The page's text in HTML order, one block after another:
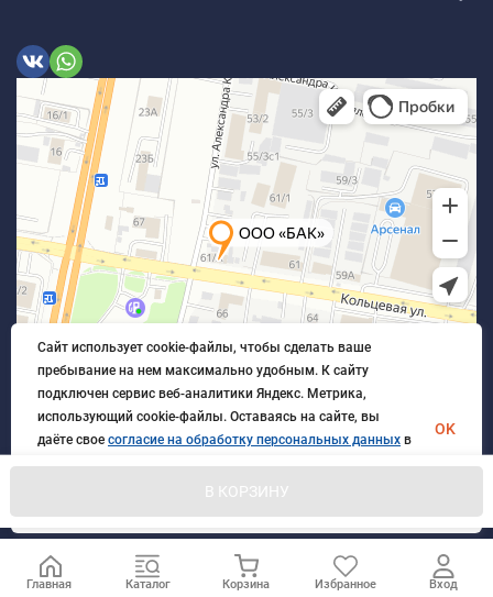
В КОРЗИНУ
© 2026 БлагАвтоКомплект. Все права защищены
Главная Каталог Корзина Избранное Вход
Сайт использует cookie-файлы, чтобы сделать ваше
пребывание на нем максимально удобным. К cайту
подключен сервис веб-аналитики Яндекс. Метрика,
использующий cookie-файлы. Оставаясь на сайте, вы
даёте свое согласие на обработку персональных данных в
порядке, указанном вПолитике обработки персональных
OK